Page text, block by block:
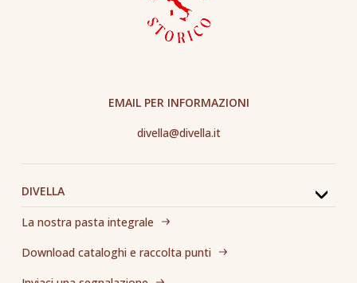
DIVELLA
La nostra pasta integrale
Download cataloghi e raccolta punti
EMAIL PER INFORMAZIONI
divella@divella.it